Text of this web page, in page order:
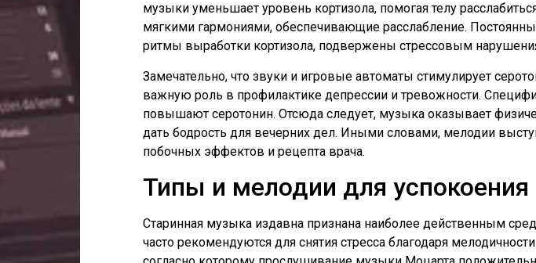
музыки уменьшает уровень кортизола, помогая телу
мягкими гармониями, обеспечивающие расслабление.
ритмы выработки кортизола, подвержены стрессовым
Замечательно, что звуки и игровые автоматы стимулирует
важную роль в профилактике депрессии и тревожности.
повышают серотонин. Отсюда следует, музыка оказывает
дать бодрость для вечерних дел. Иными словами, мелодии
побочных эффектов и рецепта врача.
Типы и мелодии для успокоения
Старинная музыка издавна признана наиболее действенным
часто рекомендуются для снятия стресса благодаря